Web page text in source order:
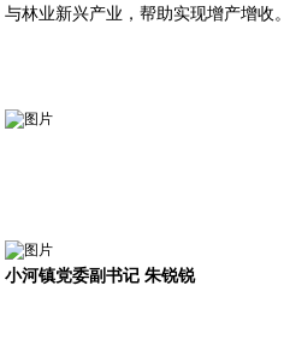
与林业新兴产业，帮助实现增产增收。
小河镇党委副书记 朱锐锐